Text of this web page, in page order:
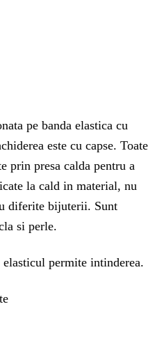
pe banda elastica cu
este cu capse. Toate
prin presa calda pentru a
la cald in material, nu
diferite bijuterii. Sunt
si perle.
permite intinderea.